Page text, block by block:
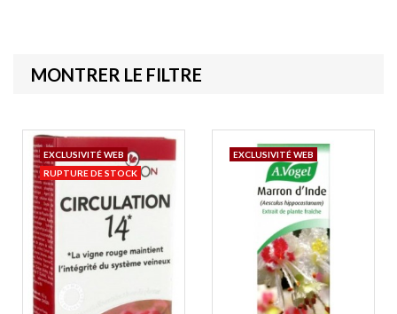
MONTRER LE FILTRE
EXCLUSIVITÉ WEB
RUPTURE DE STOCK
EXCLUSIVITÉ WEB